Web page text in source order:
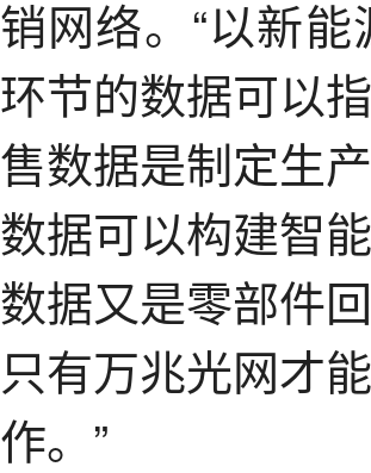
销网络。“以新
环节的数据可以
售数据是制定生
数据可以构建智
数据又是零部件
只有万兆光网才
作。”